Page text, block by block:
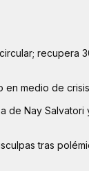
recupera
en medio de
de Nay Salvatori
tras